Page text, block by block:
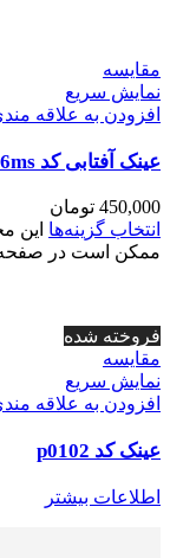
مقايسه
نمایش سریع
افزودن به علاقه
عینک آفتابی کد sps56ms
450,000 تومان
انتخاب گزینه‌ها این
ممکن است در
فروخته شده
مقايسه
نمایش سریع
افزودن به علاقه
عینک کد p0102
اطلاعات بیشتر